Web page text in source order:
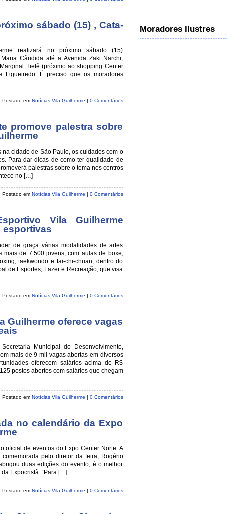
sábado (15) , Cata-
realizará no próximo sábado (15)
Cândida até a Avenida Zaki Narchi,
Tietê (próximo ao shopping Center
Figueiredo. É preciso que os moradores
| Postado em Notícias Vila Guilherme | 0 Comentários
promove palestra sobre
cidade de São Paulo, os cuidados com o
Para dar dicas de como ter qualidade de
palestras sobre o tema nos centros
no […]
| Postado em Notícias Vila Guilherme | 0 Comentários
Vila Guilherme
esportivas
de graça várias modalidades de artes
mais de 7.500 jovens, com aulas de boxe,
taekwondo e tai-chi-chuan, dentro do
de Esportes, Lazer e Recreação, que visa
| Postado em Notícias Vila Guilherme | 0 Comentários
Guilherme oferece vagas
Municipal do Desenvolvimento,
mais de 9 mil vagas abertas em diversos
oferecem salários acima de R$
postos abertos com salários que chegam
| Postado em Notícias Vila Guilherme | 0 Comentários
no calendário da Expo
oficial de eventos do Expo Center Norte. A
pelo diretor da feira, Rogério
duas edições do evento, é o melhor
Expocristã. “Para […]
| Postado em Notícias Vila Guilherme | 0 Comentários
Moradores Ilustres